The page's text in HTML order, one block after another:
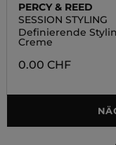
PERCY & REED
SESSION STYLING
Definierende
Creme
0.00 CHF